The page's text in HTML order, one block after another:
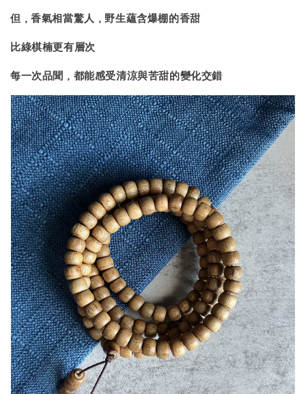
但，香氣相當驚人，野生蘊含爆棚的香甜
比綠棋楠更有層次
每一次品聞，都能感受清涼與苦甜的變化交錯